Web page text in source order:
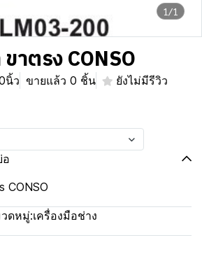
1/1
าตรง CONSO
นิ้ว ขายแล้ว 0 ชิ้น
ยังไม่มีรีวิว
อ
CONSO
ดหมู่:เครื่องมือช่าง